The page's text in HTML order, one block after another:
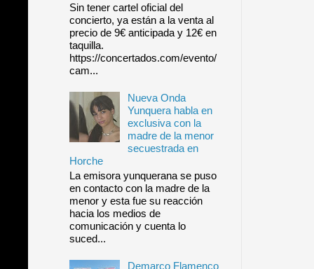
Sin tener cartel oficial del
concierto, ya están a la venta al
precio de 9€ anticipada y 12€ en
taquilla.
https://concertados.com/evento/
cam...
Nueva Onda
Yunquera habla en
exclusiva con la
madre de la menor
secuestrada en
Horche
La emisora yunquerana se puso
en contacto con la madre de la
menor y esta fue su reacción
hacia los medios de
comunicación y cuenta lo
suced...
Demarco Flamenco